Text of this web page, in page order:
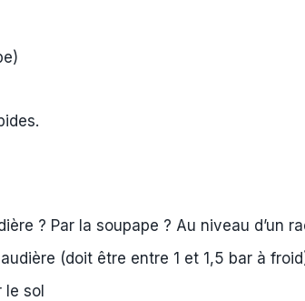
? Par la soupape ? Au niveau d’un
(doit être entre 1 et 1,5 bar à
sol